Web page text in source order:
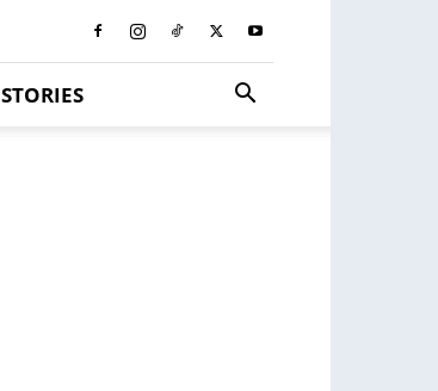
STORIES